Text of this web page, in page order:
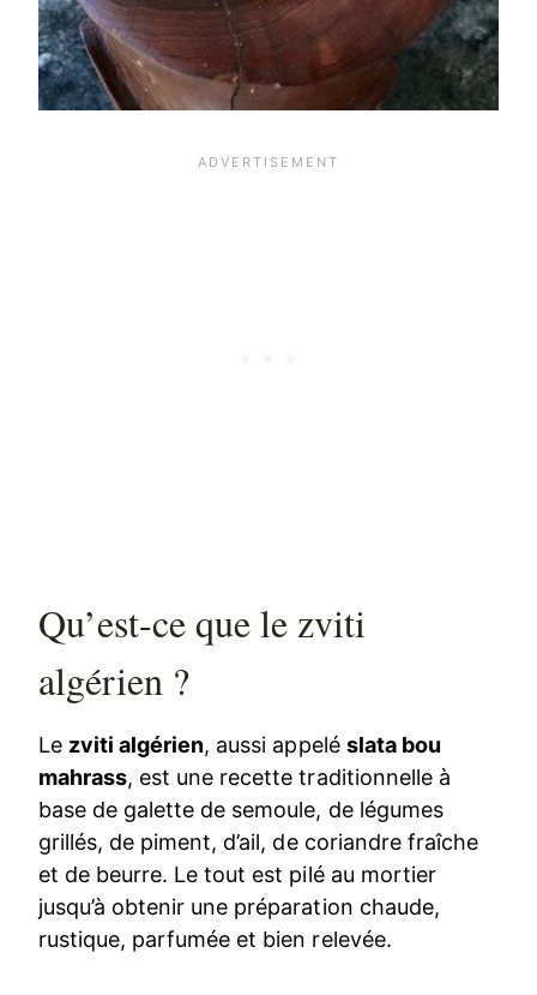
Qu’est-ce que le zviti
algérien ?
Le zviti algérien, aussi appelé slata bou
mahrass, est une recette traditionnelle à
base de galette de semoule, de légumes
grillés, de piment, d’ail, de coriandre fraîche
et de beurre. Le tout est pilé au mortier
jusqu’à obtenir une préparation chaude,
rustique, parfumée et bien relevée.